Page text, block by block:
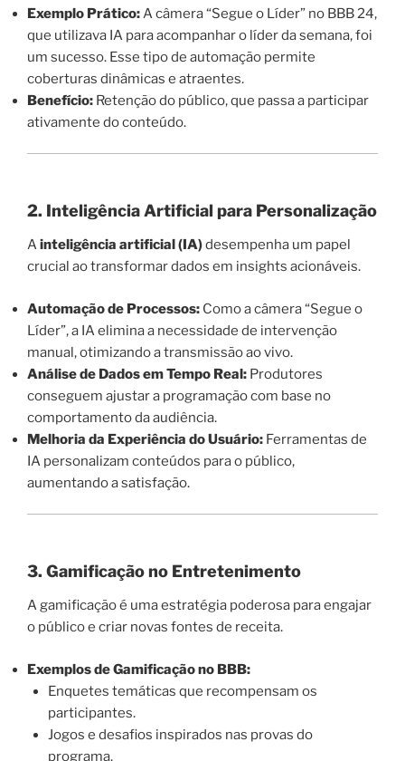
Exemplo Prático:A câmera “Segue o Líder” no BBB 24,
que utilizava IA para acompanhar o líder da semana, foi
um sucesso. Esse tipo de automação permite
coberturas dinâmicas e atraentes.
Benefício: Retenção do público, que passa a participar
ativamente do conteúdo.
2. Inteligência Artificial para Personalização
Ainteligência artificial (IA)desempenha um papel
crucial ao transformar dados em insights acionáveis.
Automação de Processos: Como a câmera “Segue o
Líder”, a IA elimina a necessidade de intervenção
manual, otimizando a transmissão ao vivo.
Análise de Dados em Tempo Real: Produtores
conseguem ajustar a programação com base no
comportamento da audiência.
Melhoria da Experiência do Usuário: Ferramentas de
IA personalizam conteúdos para o público,
aumentando a satisfação.
3. Gamificação no Entretenimento
A gamificação é uma estratégia poderosa para engajar
o público e criar novas fontes de receita.
Exemplos de Gamificação no BBB:
Enquetes temáticas que recompensam os
participantes.
Jogos e desafios inspirados nas provas do
programa.